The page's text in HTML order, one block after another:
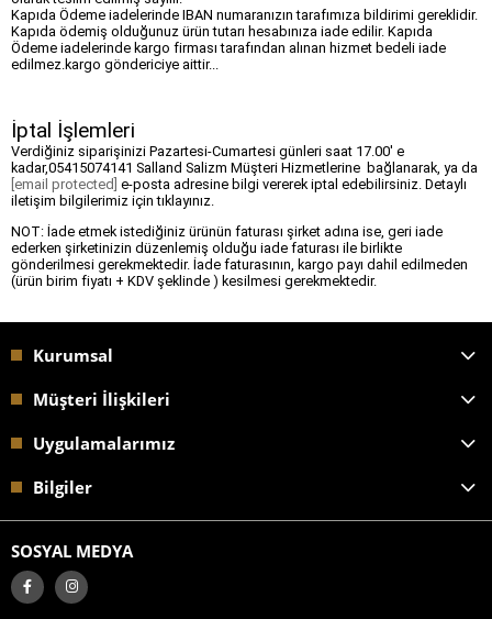
Kapıda Ödeme iadelerinde IBAN numaranızın tarafımıza bildirimi gereklidir.
Kapıda ödemiş olduğunuz ürün tutarı hesabınıza iade edilir. Kapıda
Ödeme iadelerinde kargo firması tarafından alınan hizmet bedeli iade
edilmez.kargo göndericiye aittir...
İptal İşlemleri
Verdiğiniz siparişinizi Pazartesi-Cumartesi günleri saat 17.00' e
kadar,05415074141 Salland Salizm Müşteri Hizmetlerine bağlanarak, ya da
[email protected] e-posta adresine bilgi vererek iptal edebilirsiniz. Detaylı
iletişim bilgilerimiz için tıklayınız.
NOT: İade etmek istediğiniz ürünün faturası şirket adına ise, geri iade
ederken şirketinizin düzenlemiş olduğu iade faturası ile birlikte
gönderilmesi gerekmektedir. İade faturasının, kargo payı dahil edilmeden
(ürün birim fiyatı + KDV şeklinde ) kesilmesi gerekmektedir.
Kurumsal
Müşteri İlişkileri
Uygulamalarımız
Bilgiler
SOSYAL MEDYA